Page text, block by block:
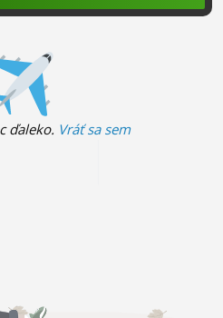
ďaleko. Vráť sa sem